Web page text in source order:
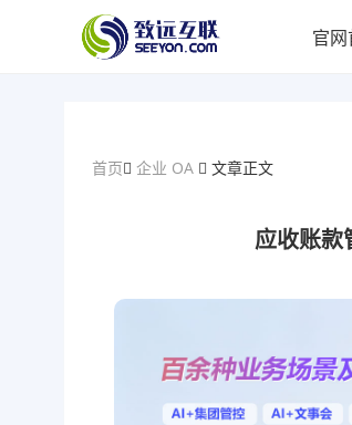
官
首页 企业 OA 文章正文
应收账款